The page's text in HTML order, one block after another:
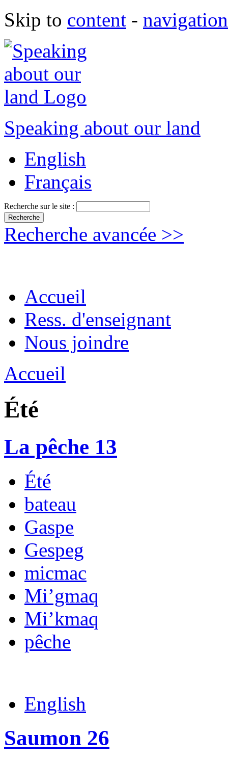
Skip to content - navigation
Speaking about our land
English
Français
Recherche sur le site :
Recherche avancée >>
Accueil
Ress. d'enseignant
Nous joindre
Accueil
Été
La pêche 13
Été
bateau
Gaspe
Gespeg
micmac
Mi’gmaq
Mi’kmaq
pêche
English
Saumon 26